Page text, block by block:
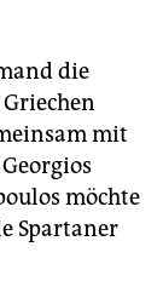
die
mit
möchte
Spartaner